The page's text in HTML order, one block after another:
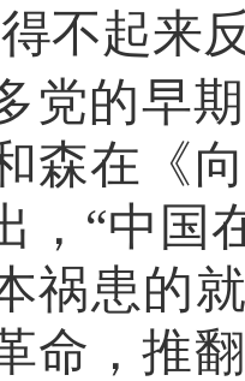
不起来
党的早
森在《
，“中国
祸患的
命，推